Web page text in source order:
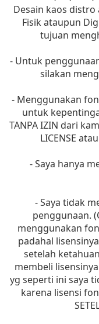
Desain kaos
Fisik ataupun
tujuan
- Untuk
silakan
- Menggunakan
untuk
TANPA IZIN dari
LICENSE
- Saya hanya
- Saya tidak
penggunaan.
menggunakan
padahal
setelah
membeli
yg seperti ini saya
karena lisensi